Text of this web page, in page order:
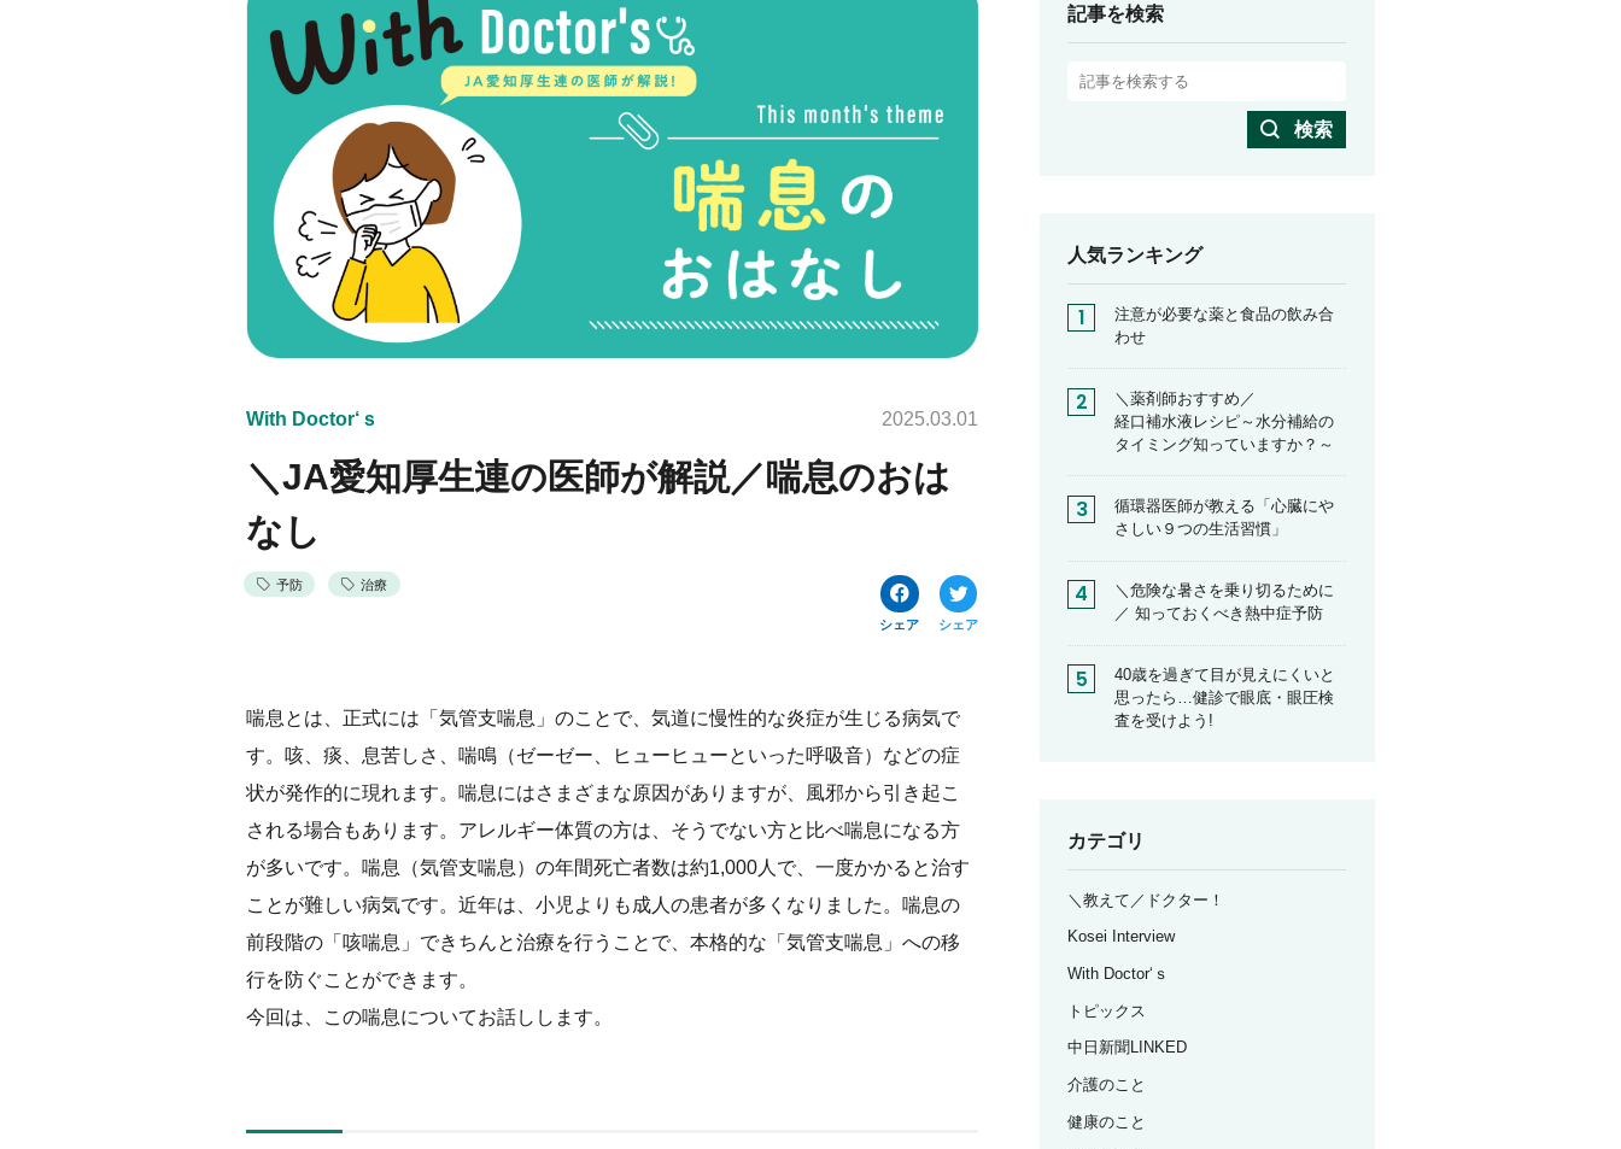
With Doctor‘ｓ 2025.03.01
＼JA愛知厚生連の医師が解説／喘息のおは
なし
予防 治療
シェア シェア
喘息とは、正式には「気管支喘息」のことで、気道に慢性的な炎症が生じる病気で
す。咳、痰、息苦しさ、喘鳴（ゼーゼー、ヒューヒューといった呼吸音）などの症
状が発作的に現れます。喘息にはさまざまな原因がありますが、風邪から引き起こ
される場合もあります。アレルギー体質の方は、そうでない方と比べ喘息になる方
が多いです。喘息（気管支喘息）の年間死亡者数は約1,000人で、一度かかると治す
ことが難しい病気です。近年は、小児よりも成人の患者が多くなりました。喘息の
前段階の「咳喘息」できちんと治療を行うことで、本格的な「気管支喘息」への移
行を防ぐことができます。
今回は、この喘息についてお話しします。
記事を検索
検索
人気ランキング
注意が必要な薬と食品の飲み合
わせ
＼薬剤師おすすめ／
経口補水液レシピ～水分補給の
タイミング知っていますか？～
循環器医師が教える「心臓にや
さしい９つの生活習慣」
＼危険な暑さを乗り切るために
／ 知っておくべき熱中症予防
40歳を過ぎて目が見えにくいと
思ったら…健診で眼底・眼圧検
査を受けよう!
カテゴリ
＼教えて／ドクター！
Kosei Interview
With Doctor‘ｓ
トピックス
中日新聞LINKED
介護のこと
健康のこと